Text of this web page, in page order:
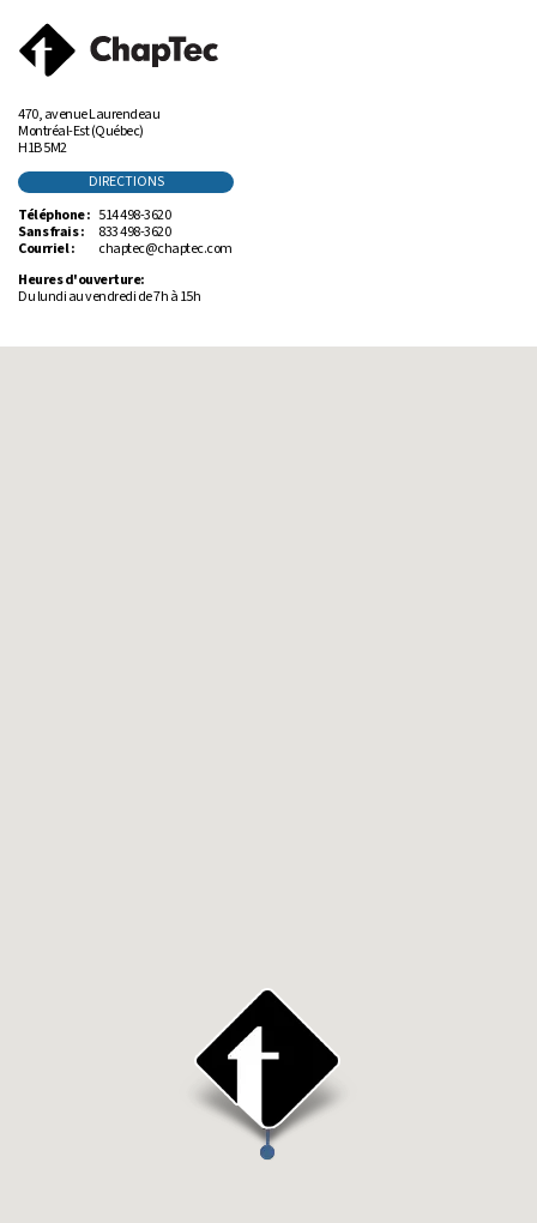
470, avenue Laurendeau
Montréal-Est (Québec)
H1B 5M2
DIRECTIONS
Téléphone : 514 498-3620
Sans frais :
833 498-3620
Courriel :
chaptec@chaptec.com
Heures d'ouverture:
Du lundi au vendredi de 7h à 15h